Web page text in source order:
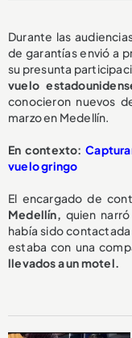
Durante las
de garantías envió a
su presunta
vuelo
conocieron nuevos
marzo en Medellín.
En contexto:
vuelo gringo
El encargado de
Medellín, quien
había sido
estaba con una
llevados a un motel.